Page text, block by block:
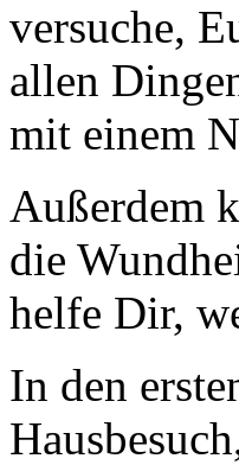
versuche,
allen
mit einem
Außerdem
die
helfe Dir,
In den